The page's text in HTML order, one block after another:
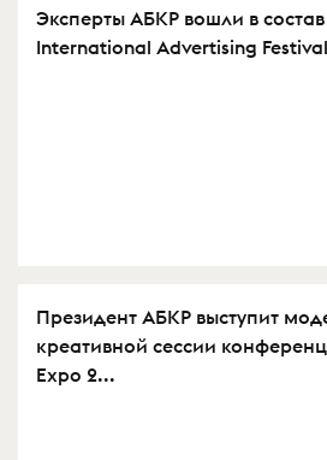
Эксперты АБКР вошли в
International Advertising Festival
Президент АБКР выступит
креативной сессии
Expo 2...